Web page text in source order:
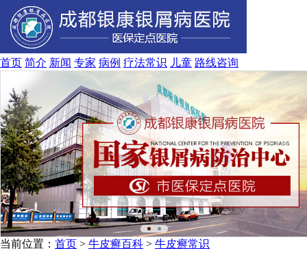
首页 简介 新闻 专家 病例 疗法常识 儿童 路线咨询
当前位置： 首页 > 牛皮癣百科 > 牛皮癣常识